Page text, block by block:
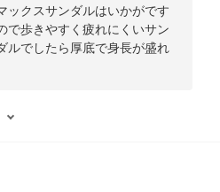
ックスサンダルはいかがです
で歩きやすく疲れにくいサン
ルでしたら厚底で身長が盛れ